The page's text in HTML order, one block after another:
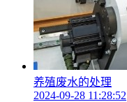
养殖废水的处理
2024-09-28 11:28:52